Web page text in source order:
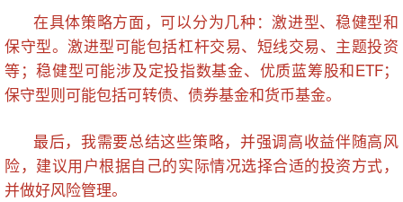
在具体策略方面，可以分为几种：激进型、稳健型和
保守型。激进型可能包括杠杆交易、短线交易、主题投资
等；稳健型可能涉及定投指数基金、优质蓝筹股和ETF；
保守型则可能包括可转债、债券基金和货币基金。
最后，我需要总结这些策略，并强调高收益伴随高风
险，建议用户根据自己的实际情况选择合适的投资方式，
并做好风险管理。